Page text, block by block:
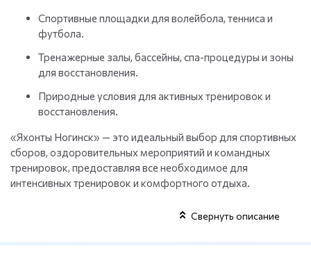
Спортивные площадки для волейбола, тенниса и
футбола.
Тренажерные залы, бассейны, спа-процедуры и зоны
для восстановления.
Природные условия для активных тренировок и
восстановления.
«Яхонты Ногинск» — это идеальный выбор для спортивных
сборов, оздоровительных мероприятий и командных
тренировок, предоставляя все необходимое для
интенсивных тренировок и комфортного отдыха.
Свернуть описание